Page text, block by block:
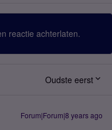
reactie achterlaten.
Oudste eerst
Forum|Forum|8 years ago